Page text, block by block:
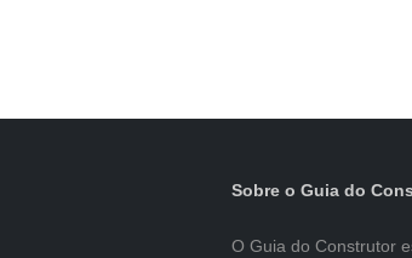
Sobre o Guia do
O Guia do Construtor